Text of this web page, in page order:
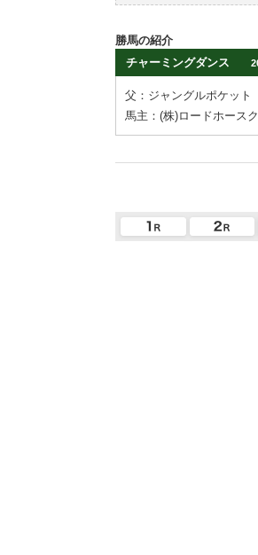
勝馬の紹介
チャーミングダンス
父：ジャングルポケット
馬主：(株)ロードホース